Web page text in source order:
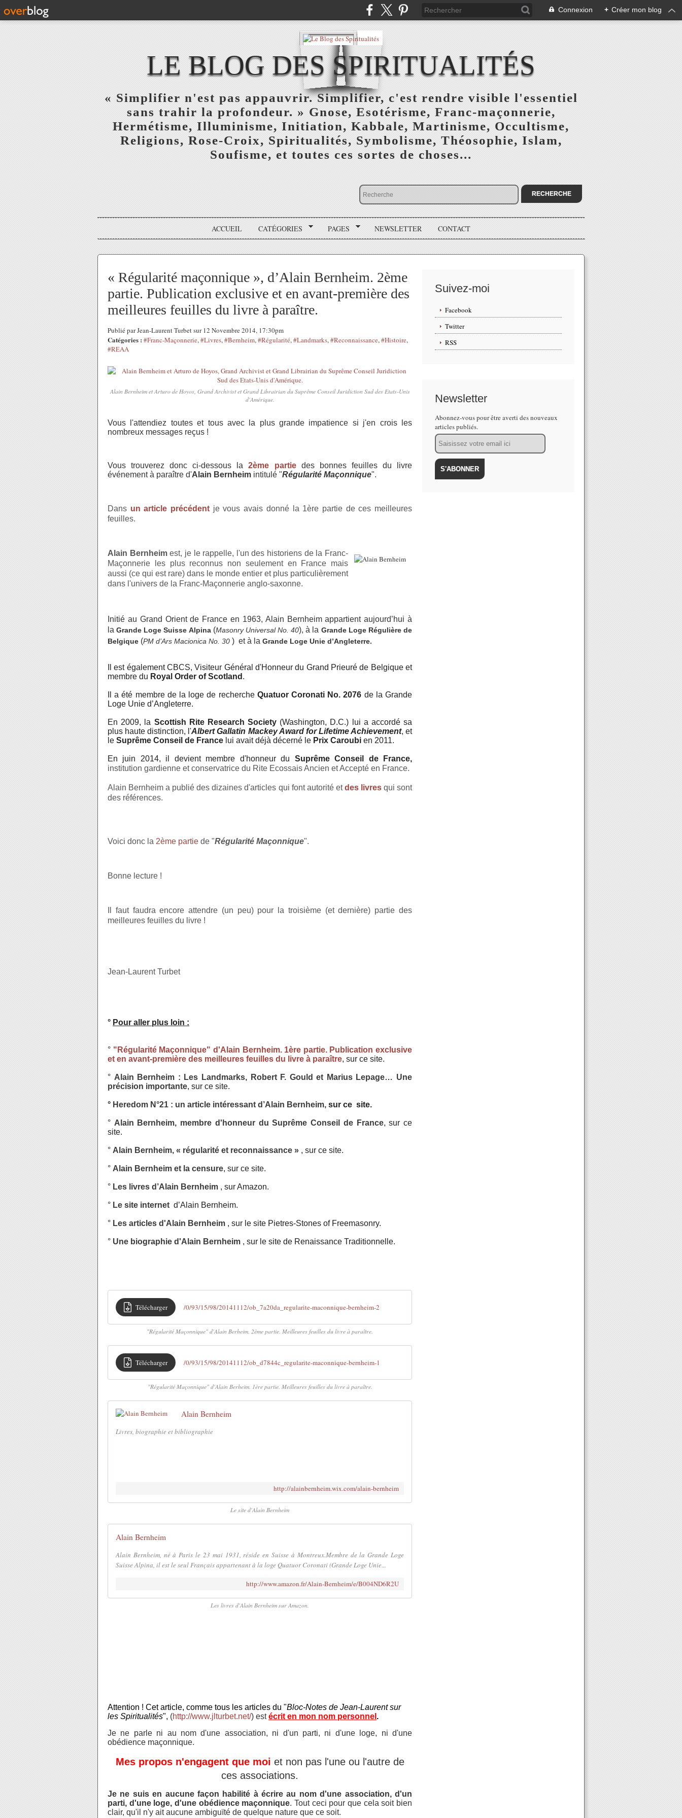
Connexion + Créer mon blog
LE BLOG DES SPIRITUALITÉS
« Simplifier n'est pas appauvrir. Simplifier, c'est rendre visible l'essentiel
sans trahir la profondeur. » Gnose, Esotérisme, Franc-maçonnerie,
Hermétisme, Illuminisme, Initiation, Kabbale, Martinisme, Occultisme,
Religions, Rose-Croix, Spiritualités, Symbolisme, Théosophie, Islam,
Soufisme, et toutes ces sortes de choses...
ACCUEIL CATÉGORIES PAGES NEWSLETTER CONTACT
« Régularité maçonnique », d’Alain Bernheim. 2ème
partie. Publication exclusive et en avant-première des
meilleures feuilles du livre à paraître.
Publié par Jean-Laurent Turbet sur 12 Novembre 2014, 17:30pm
Catégories : #Franc-Maçonnerie,#Livres,#Bernheim,#Régularité,#Landmarks,#Reconnaissance,#Histoire,
#REAA
Alain Bernheim et Arturo de Hoyos, Grand Archivist et Grand Librairian du Suprême Conseil Juridiction Sud des Etats-Unis
d'Amérique.
Vous l'attendiez toutes et tous avec la plus grande impatience si j'en crois les
nombreux messages reçus !
Vous trouverez donc ci-dessous la2ème partiedes bonnes feuilles du livre
événement à paraître d'Alain Bernheim intitulé "Régularité Maçonnique".
Dans un article précédent je vous avais donné la 1ère partie de ces meilleures
feuilles.
Alain Bernheimest, je le rappelle, l'un des historiens de la Franc-
Maçonnerie les plus reconnus non seulement en France mais
aussi (ce qui est rare) dans le monde entier et plus particulièrement
dans l'univers de la Franc-Maçonnerie anglo-saxonne.
Initié au Grand Orient de France en 1963, Alain Bernheim appartient aujourd’hui à
laGrande Loge Suisse Alpina(Masonry Universal No. 40), à la Grande Loge Régulière de
Belgique (PM d’Ars Macionica No. 30 ) et à la Grande Loge Unie d’Angleterre.
Il est également CBCS, Visiteur Général d'Honneur du Grand Prieuré de Belgique et
membre du Royal Order of Scotland .
Il a été membre de la loge de recherche Quatuor Coronati No. 2076 de la Grande
Loge Unie d’Angleterre.
En 2009, la Scottish Rite Research Society (Washington, D.C.) lui a accordé sa
plus haute distinction, l'Albert Gallatin Mackey Award for Lifetime Achievement, et
le Suprême Conseil de France lui avait déjà décerné le Prix Caroubi en 2011.
En juin 2014, il devient membre d'honneur du Suprême Conseil de France,
institution gardienne et conservatrice du Rite Ecossais Ancien et Accepté en France.
Alain Bernheim a publié des dizaines d'articles qui font autorité etdes livresqui sont
des références.
Voici donc la 2ème partie de "Régularité Maçonnique".
Bonne lecture !
Il faut faudra encore attendre (un peu) pour la troisième (et dernière) partie des
meilleures feuilles du livre !
Jean-Laurent Turbet
° Pour aller plus loin :
° "Régularité Maçonnique" d'Alain Bernheim. 1ère partie. Publication exclusive
et en avant-première des meilleures feuilles du livre à paraître, sur ce site.
° Alain Bernheim : Les Landmarks, Robert F. Gould et Marius Lepage… Une
précision importante, sur ce site.
° Heredom N°21 : un article intéressant d’Alain Bernheim, sur ce site.
° Alain Bernheim, membre d'honneur du Suprême Conseil de France, sur ce
site.
° Alain Bernheim, « régularité et reconnaissance » , sur ce site.
° Alain Bernheim et la censure, sur ce site.
° Les livres d’Alain Bernheim , sur Amazon.
° Le site internet d’Alain Bernheim.
° Les articles d'Alain Bernheim , sur le site Pietres-Stones of Freemasonry.
° Une biographie d'Alain Bernheim , sur le site de Renaissance Traditionnelle.
Télécharger /0/93/15/98/20141112/ob_7a20da_regularite-maconnique-bernheim-2
"Régularité Maçonnique" d'Alain Berheim. 2ème partie. Meilleures feuilles du livre à paraître.
Télécharger /0/93/15/98/20141112/ob_d7844c_regularite-maconnique-bernheim-1
"Régularité Maçonnique" d'Alain Berheim. 1ère partie. Meilleures feuilles du livre à paraître.
Alain Bernheim
Livres, biographie et bibliographie
http://alainbernheim.wix.com/alain-bernheim
Le site d'Alain Bernheim
Alain Bernheim
Alain Bernheim, né à Paris le 23 mai 1931, réside en Suisse à Montreux.Membre de la Grande Loge
Suisse Alpina, il est le seul Français appartenant à la loge Quatuor Coronati (Grande Loge Unie...
http://www.amazon.fr/Alain-Bernheim/e/B004ND6R2U
Les livres d'Alain Bernheim sur Amazon.
Attention ! Cet article, comme tous les articles du "Bloc-Notes de Jean-Laurent sur
les Spiritualités", (http://www.jlturbet.net/) estécrit en mon nom personnel .
Je ne parle ni au nom d'une association, ni d'un parti, ni d'une loge, ni d'une
obédience maçonnique.
Mes propos n'engagent que moi et non pas l'une ou l'autre de
ces associations.
Je ne suis en aucune façon habilité à écrire au nom d'une association, d'un
parti, d'une loge, d'une obédience maçonnique.Tout ceci pour que cela soit bien
clair, qu'il n'y ait aucune ambiguïté de quelque nature que ce soit.
Suivez-moi
Facebook
Twitter
RSS
Newsletter
Abonnez-vous pour être averti des nouveaux
articles publiés.
Email